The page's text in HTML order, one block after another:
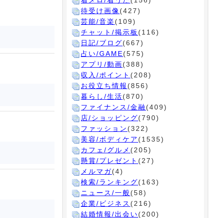
待受け画像(427)
芸能/音楽 (109)
チャット/掲示板 (116)
日記/ブログ(667)
占い/GAME(575)
アプリ/動画(388)
収入/ポイント (208)
お役立ち情報 (856)
暮らし/生活(870)
ファイナンス/金融 (409)
店/ショッピング(790)
ファッション (322)
美容/ボディケア (1535)
カフェ/グルメ (205)
懸賞/プレゼント (27)
メルマガ(4)
検索/ランキング(163)
ニュース/一般(58)
企業/ビジネス (216)
結婚情報/出会い(200)